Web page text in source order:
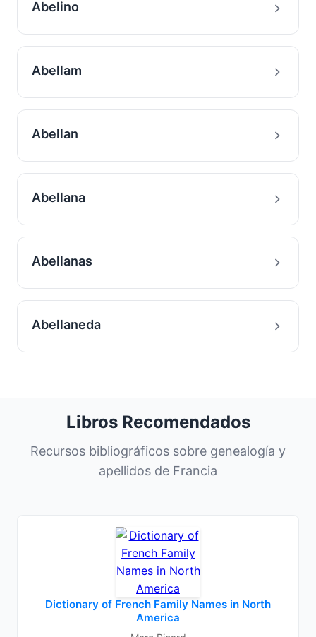
Abelino
Abellam
Abellan
Abellana
Abellanas
Abellaneda
Libros Recomendados
Recursos bibliográficos sobre genealogía y
apellidos de Francia
Dictionary of French Family Names in North
America